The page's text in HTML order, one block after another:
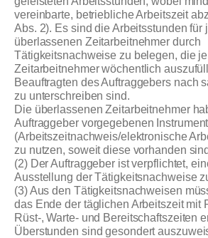
vereinbarte, betriebliche Arbeitszeit
Abs. 2). Es sind die Arbeitsstunden für
überlassenen Zeitarbeitnehmer durch
Tätigkeitsnachweise zu belegen, die
Zeitarbeitnehmer wöchentlich
Beauftragten des Auftraggebers nach
zu unterschreiben sind.
Die überlassenen Zeitarbeitnehmer
Auftraggeber vorgegebenen
(Arbeitszeitnachweis/elektronische
zu nutzen, soweit diese vorhanden
(2) Der Auftraggeber ist verpflichtet,
Ausstellung der Tätigkeitsnachweise
(3) Aus den Tätigkeitsnachweisen
das Ende der täglichen Arbeitszeit mit
Rüst-, Warte- und Bereitschaftszeiten
Überstunden sind gesondert